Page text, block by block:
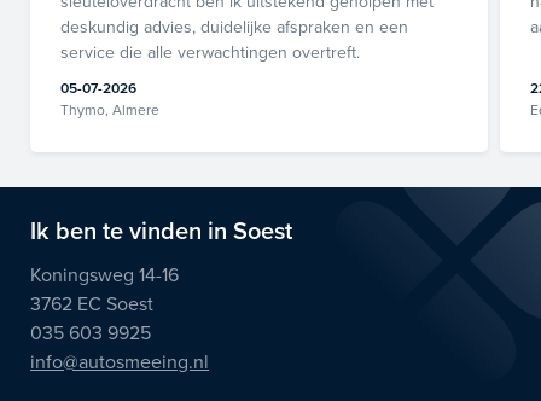
deskundig advies, duidelijke afspraken en een
service die alle verwachtingen overtreft.
05-07-2026
Thymo, Almere
Ik ben te vinden in Soest
Koningsweg 14-16
3762 EC Soest
035 603 9925
info@autosmeeing.nl